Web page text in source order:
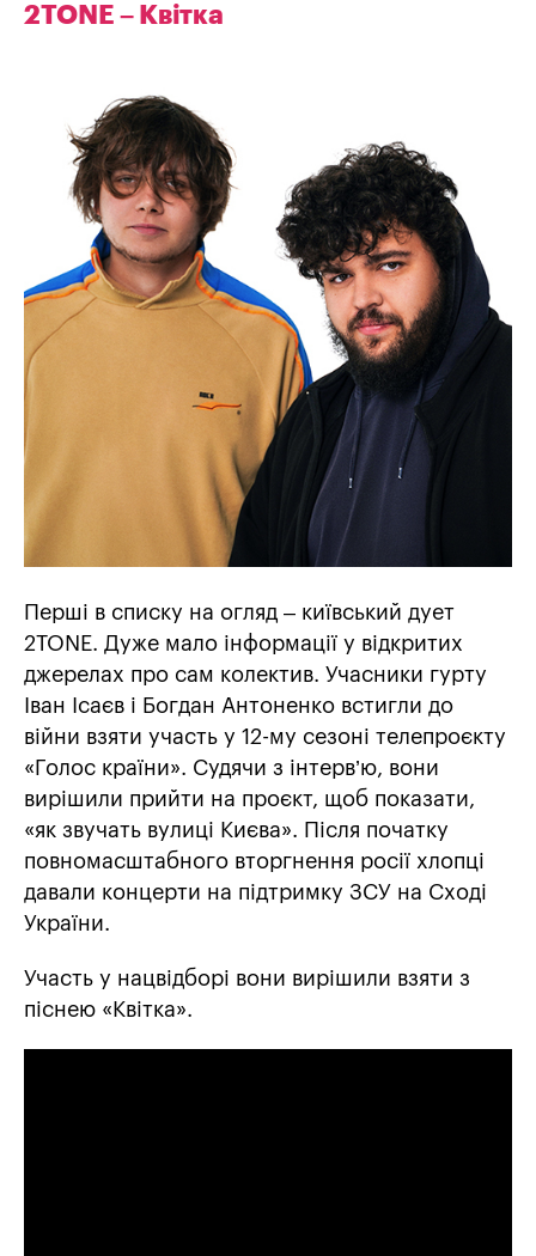
2TONE – Квітка
Перші в списку на огляд – київський дует
2TONE. Дуже мало інформації у відкритих
джерелах про сам колектив. Учасники гурту
Іван Ісаєв і Богдан Антоненко встигли до
війни взяти участь у 12-му сезоні телепроєкту
«Голос країни». Судячи з інтерв’ю, вони
вирішили прийти на проєкт, щоб показати,
«як звучать вулиці Києва». Після початку
повномасштабного вторгнення росії хлопці
давали концерти на підтримку ЗСУ на Сході
України.
Участь у нацвідборі вони вирішили взяти з
піснею «Квітка».